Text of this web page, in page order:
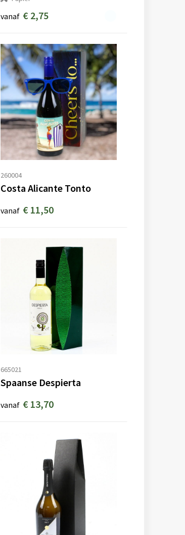
vanaf € 2,75
260004
Costa Alicante Tonto
vanaf € 11,50
665021
Spaanse Despierta
vanaf € 13,70